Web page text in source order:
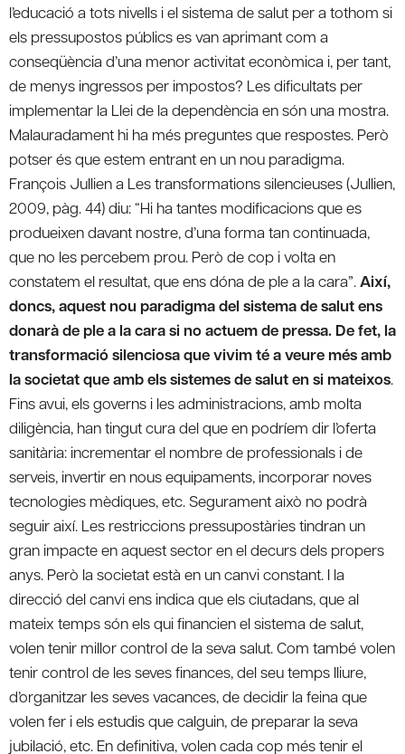
l’educació a tots nivells i el sistema de salut per a tothom si
els pressupostos públics es van aprimant com a
conseqüència d’una menor activitat econòmica i, per tant,
de menys ingressos per impostos? Les dificultats per
implementar la Llei de la dependència en són una mostra.
Malauradament hi ha més preguntes que respostes. Però
potser és que estem entrant en un nou paradigma.
François Jullien a Les transformations silencieuses (Jullien,
2009, pàg. 44) diu: “Hi ha tantes modificacions que es
produeixen davant nostre, d’una forma tan continuada,
que no les percebem prou. Però de cop i volta en
constatem el resultat, que ens dóna de ple a la cara”.Així,
doncs, aquest nou paradigma del sistema de salut ens
donarà de ple a la cara si no actuem de pressa. De fet, la
transformació silenciosa que vivim té a veure més amb
la societat que amb els sistemes de salut en si mateixos.
Fins avui, els governs i les administracions, amb molta
diligència, han tingut cura del que en podríem dir l’oferta
sanitària: incrementar el nombre de professionals i de
serveis, invertir en nous equipaments, incorporar noves
tecnologies mèdiques, etc. Segurament això no podrà
seguir així. Les restriccions pressupostàries tindran un
gran impacte en aquest sector en el decurs dels propers
anys. Però la societat està en un canvi constant. I la
direcció del canvi ens indica que els ciutadans, que al
mateix temps són els qui financien el sistema de salut,
volen tenir millor control de la seva salut. Com també volen
tenir control de les seves finances, del seu temps lliure,
d’organitzar les seves vacances, de decidir la feina que
volen fer i els estudis que calguin, de preparar la seva
jubilació, etc. En definitiva, volen cada cop més tenir el